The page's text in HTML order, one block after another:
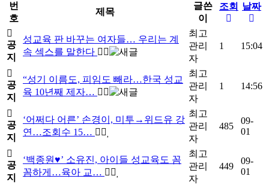
번
호
제목
글쓴
이
조회 날짜
공
지
성교육 판 바꾸는 여자들… 우리는 계
속 섹스를 말한다
최고
관리
자
1 15:04
공
지
“성기 이름도, 피임도 빼라…한국 성교
육 10년째 제자…
최고
관리
자
1 14:56
공
지
‘어쩌다 어른’ 손경이, 미투→위드유 강
연…조회수 15…
최고
관리
자
485
09-
01
공
지
‘백종원♥’ 소유진, 아이들 성교육도 꼼
꼼하게…육아 교…
최고
관리
자
449
09-
01